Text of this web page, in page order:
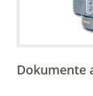
Dokumente